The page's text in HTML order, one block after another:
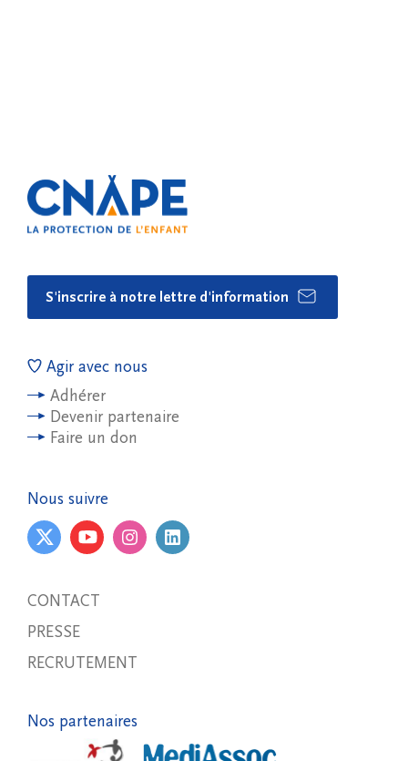
S'inscrire à notre lettre d'information
Agir avec nous
Adhérer
Devenir partenaire
Faire un don
Nous suivre
CONTACT
PRESSE
RECRUTEMENT
Nos partenaires